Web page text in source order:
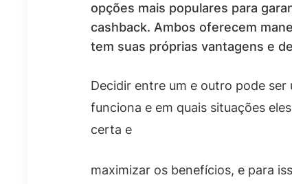
opções mais populares para
cashback. Ambos oferecem
tem suas próprias vantagens e
Decidir entre um e outro pode
funciona e em quais situações
certa e
maximizar os benefícios, e para